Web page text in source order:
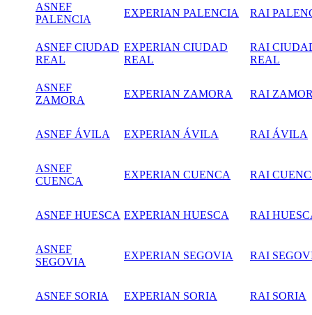
ASNEF
PALENCIA
EXPERIAN PALENCIA RAI
ASNEF CIUDAD
REAL
EXPERIAN CIUDAD
REAL
RAI
REAL
ASNEF
ZAMORA
EXPERIAN ZAMORA RAI
ASNEF ÁVILA EXPERIAN ÁVILA RAI ÁVILA
ASNEF
CUENCA
EXPERIAN CUENCA RAI
ASNEF HUESCA EXPERIAN HUESCA RAI
ASNEF
SEGOVIA
EXPERIAN SEGOVIA RAI
ASNEF SORIA EXPERIAN SORIA RAI SORIA